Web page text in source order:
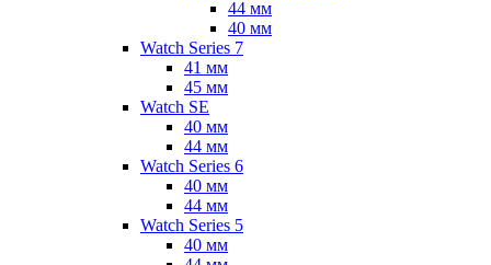
44 мм
40 мм
Watch Series 7
41 мм
45 мм
Watch SE
40 мм
44 мм
Watch Series 6
40 мм
44 мм
Watch Series 5
40 мм